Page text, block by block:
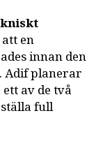
en
innan den
Adif planerar
av de två
full